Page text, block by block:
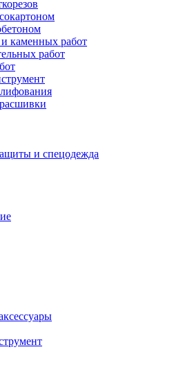
каменных работ
работ
и спецодежда